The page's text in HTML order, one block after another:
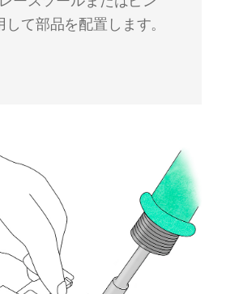
て部品を配置します。